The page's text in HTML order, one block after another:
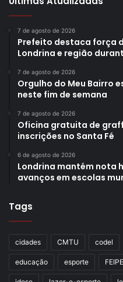
7 de agosto de 2026
Prefeito destaca força
Londrina e região
7 de agosto de 2026
Orgulho do Meu Bairro
neste fim de semana
7 de agosto de 2026
Oficina gratuita de
inscrições no Santa Fé
6 de agosto de 2026
Londrina mantém nota
avanços em escolas
Tags
cidades CMTU codel
educação esporte FEIPE